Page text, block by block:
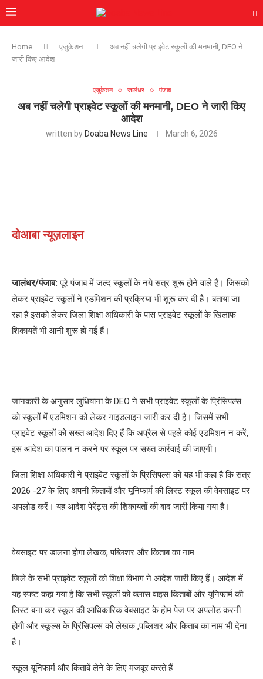
Home एजुकेशन
अब नहीं चलेगी प्राइवेट स्कूलों की मनमानी, DEO ने
जारी किए आदेश
एजुकेशन जालंधर पंजाब
अब नहीं चलेगी प्राइवेट स्कूलों की मनमानी, DEO ने जारी किए
आदेश
written by Doaba News Line March 6, 2026
दोआबा न्यूज़लाइन
जालंधर/पंजाब: पूरे पंजाब में जल्द स्कूलों के नये सत्र शुरू होने वाले हैं। जिसको
लेकर प्राइवेट स्कूलों ने एडमिशन की प्रक्रिया भी शुरू कर दी है। बताया जा
रहा है इसको लेकर जिला शिक्षा अधिकारी के पास प्राइवेट स्कूलों के खिलाफ
शिकायतें भी आनी शुरू हो गई हैं।
जानकारी के अनुसार लुधियाना के DEO ने सभी प्राइवेट स्कूलों के प्रिंसिपल्स
को स्कूलों में एडमिशन को लेकर गाइडलाइन जारी कर दी है। जिसमें सभी
प्राइवेट स्कूलों को सख्त आदेश दिए हैं कि अप्रैल से पहले कोई एडमिशन न करें,
इस आदेश का पालन न करने पर स्कूल पर सख्त कार्रवाई की जाएगी।
जिला शिक्षा अधिकारी ने प्राइवेट स्कूलों के प्रिंसिपल्स को यह भी कहा है कि सत्र
2026 -27 के लिए अपनी किताबों और यूनिफार्म की लिस्ट स्कूल की वेबसाइट पर
अपलोड करें। यह आदेश पेरेंट्स की शिकायतों की बाद जारी किया गया है।
वेबसाइट पर डालना होगा लेखक, पब्लिशर और किताब का नाम
जिले के सभी प्राइवेट स्कूलों को शिक्षा विभाग ने आदेश जारी किए हैं। आदेश में
यह स्पष्ट कहा गया है कि सभी स्कूलों को क्लास वाइस किताबों और यूनिफार्म की
लिस्ट बना कर स्कूल की आधिकारिक वेबसाइट के होम पेज पर अपलोड करनी
होगी और स्कूल्स के प्रिंसिपल्स को लेखक ,पब्लिशर और किताब का नाम भी देना
है।
स्कूल यूनिफार्म और किताबें लेने के लिए मजबूर करते हैं